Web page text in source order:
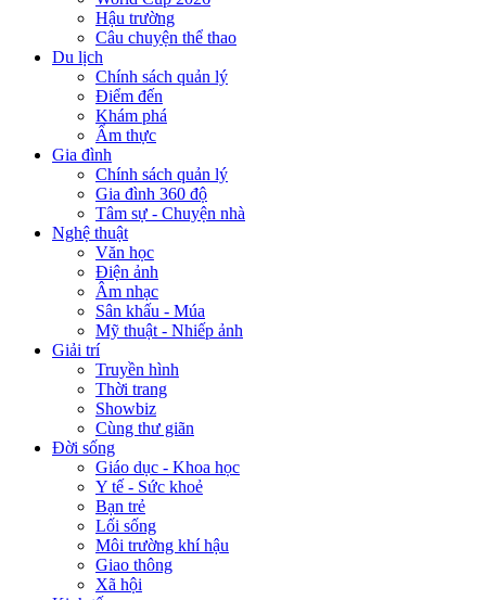
Hậu trường
Câu chuyện thể thao
Du lịch
Chính sách quản lý
Điểm đến
Khám phá
Ẩm thực
Gia đình
Chính sách quản lý
Gia đình 360 độ
Tâm sự - Chuyện nhà
Nghệ thuật
Văn học
Điện ảnh
Âm nhạc
Sân khấu - Múa
Mỹ thuật - Nhiếp ảnh
Giải trí
Truyền hình
Thời trang
Showbiz
Cùng thư giãn
Đời sống
Giáo dục - Khoa học
Y tế - Sức khoẻ
Bạn trẻ
Lối sống
Môi trường khí hậu
Giao thông
Xã hội